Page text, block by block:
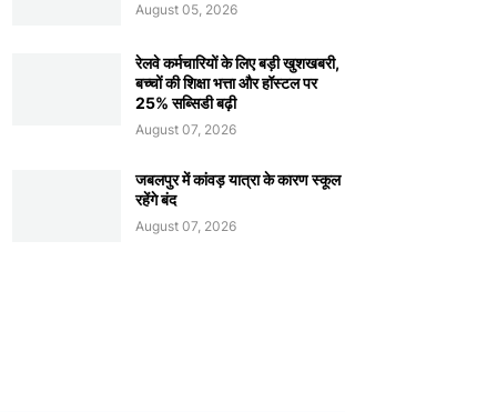
August 05, 2026
रेलवे कर्मचारियों के लिए बड़ी खुशखबरी,
बच्चों की शिक्षा भत्ता और हॉस्टल पर
25% सब्सिडी बढ़ी
August 07, 2026
जबलपुर में कांवड़ यात्रा के कारण स्कूल
रहेंगे बंद
August 07, 2026